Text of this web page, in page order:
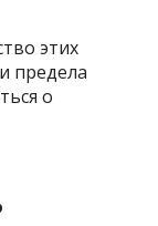
этих
предела
о